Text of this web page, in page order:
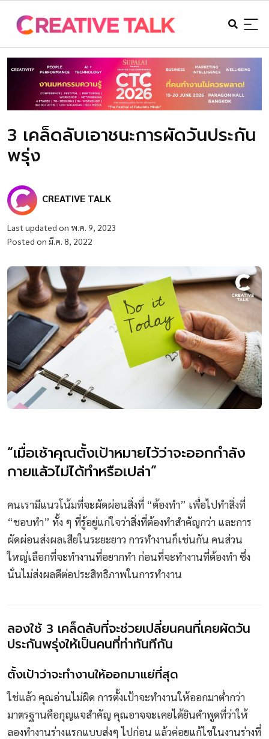
3 เคล็ดลับเอาชนะการผัดวันประกัน
พรุ่ง
CREATIVE TALK
Last updated on พ.ค. 9, 2023
Posted on มี.ค. 8, 2022
“เมื่อเช้าคุณตั้งเป้าหมายไว้ว่าจะออกกำลัง
กายแล้วไม่ได้ทำหรือเปล่า”
คนเรามีแนวโน้มที่จะผัดผ่อนสิ่งที่ “ต้องทำ” เพื่อไปทำสิ่งที่
“ชอบทำ” ทั้ง ๆ ที่รู้อยู่แก่ใจว่าสิ่งที่ต้องทำสำคัญกว่า และการ
ผัดผ่อนส่งผลเสียในระยะยาว การทำงานก็เช่นกัน คนส่วน
ใหญ่เลือกที่จะทำงานที่อยากทำ ก่อนที่จะทำงานที่ต้องทำ ซึ่ง
นั่นไม่ส่งผลดีต่อประสิทธิภาพในการทำงาน
ลองใช้ 3 เคล็ดลับที่จะช่วยเปลี่ยนคนที่เคยผัดวัน
ประกันพรุ่งให้เป็นคนที่ทำทันทีกัน
ตั้งเป้าว่าจะทำงานให้ออกมาแย่ที่สุด
ใช่แล้ว คุณอ่านไม่ผิด การตั้งเป้าจะทำงานให้ออกมาต่ำกว่า
มาตรฐานคือกุญแจสำคัญ คุณอาจจะเคยได้ยินคำพูดที่ว่าให้
ลองทำงานร่างแรกแบบส่งๆ ไปก่อน แล้วค่อยแก้ไขในงานร่างที่